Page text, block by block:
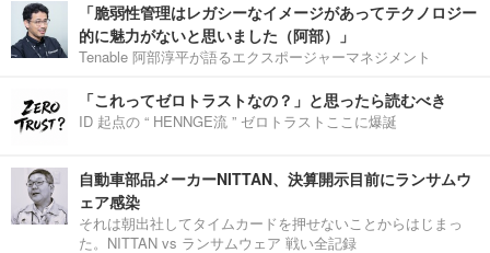
「脆弱性管理はレガシーなイメージがあってテクノロジー
的に魅力がないと思いました（阿部）」
Tenable 阿部淳平が語るエクスポージャーマネジメント
「これってゼロトラストなの？」と思ったら読むべき
ID 起点の “ HENNGE流 ” ゼロトラストここに爆誕
自動車部品メーカーNITTAN、決算開示目前にランサムウ
ェア感染
それは朝出社してタイムカードを押せないことからはじまっ
た。NITTAN vs ランサムウェア 戦い全記録